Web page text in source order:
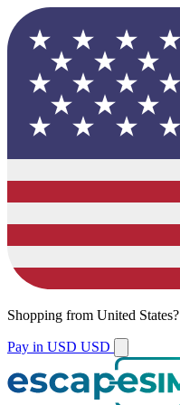
Shopping from United States?
Pay in USD USD